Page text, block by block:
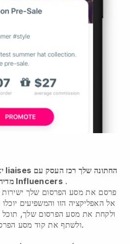
מדיה חברתית Influencers .
פרסם את מסע הפרסום שלך ישירות
ולקחת את מסע הפרסום שלך,
ולשתף את קוד מסע הפרסום שלך איתם.